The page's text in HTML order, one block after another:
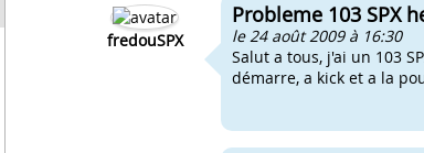
fredouSPX
Probleme 103 SPX
le 24 août 2009 à 16:30
Salut a tous, j'ai un 103
démarre, a kick et a la